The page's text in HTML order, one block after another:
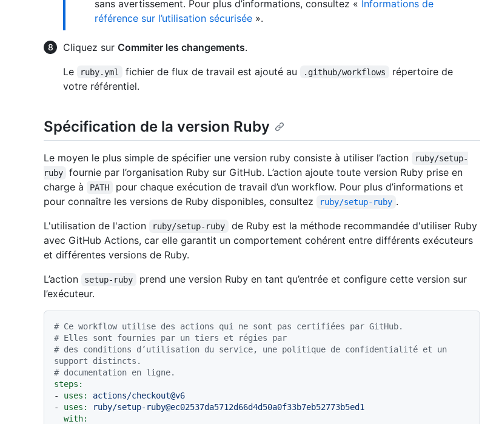
sans avertissement. Pour plus d’informations, consultez « Informations de
référence sur l’utilisation sécurisée ».
Cliquez sur Commiter les changements.
Le
ruby.yml fichier de flux de travail est ajouté au .github/workflows
répertoire de
votre référentiel.
Spécification de la version Ruby
Le moyen le plus simple de spécifier une version ruby consiste à utiliser l’action
ruby/setup-
ruby
fournie par l’organisation Ruby sur GitHub. L’action ajoute toute version Ruby prise en
charge à
PATH
pour chaque exécution de travail d’un workflow. Pour plus d’informations et
pour connaître les versions de Ruby disponibles, consultez
ruby/setup-ruby .
L'utilisation de l'action
ruby/setup-ruby
de Ruby est la méthode recommandée d'utiliser Ruby
avec GitHub Actions, car elle garantit un comportement cohérent entre différents exécuteurs
et différentes versions de Ruby.
L’action
setup-ruby
prend une version Ruby en tant qu’entrée et configure cette version sur
l’exécuteur.
# Ce workflow utilise des actions qui ne sont pas certifiées par GitHub.
# Elles sont fournies par un tiers et régies par
# des conditions d’utilisation du service, une politique de confidentialité et un
support distincts.
# documentation en ligne.
steps:
-
uses:
actions/checkout@v6
-
uses:
ruby/setup-ruby@ec02537da5712d66d4d50a0f33b7eb52773b5ed1
with: